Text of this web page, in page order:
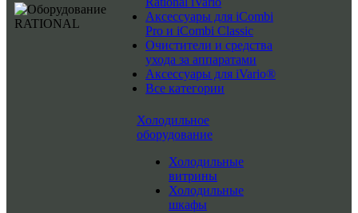
Аксессуары для iCombi
Pro и iCombi Classic
Очистители и средства
ухода за аппаратами
Аксессуары для iVario®
Все категории
Холодильное
оборудование
Холодильные
витрины
Холодильные
шкафы